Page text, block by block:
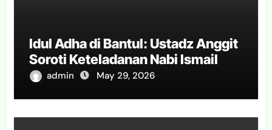
Idul Adha di Bantul: Ustadz Anggit
Soroti Keteladanan Nabi Ismail
admin May 29, 2026